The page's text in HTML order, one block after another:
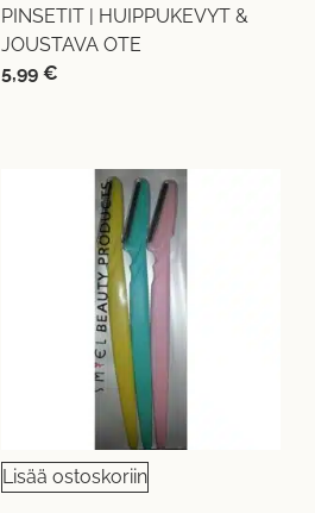
PINSETIT | HUIPPUKEVYT &
JOUSTAVA OTE
5,99 €
Lisää ostoskoriin